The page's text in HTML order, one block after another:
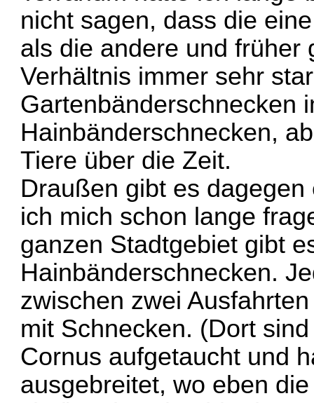
nicht sagen, dass die
als die andere und früher
Verhältnis immer sehr
Gartenbänderschnecken
Hainbänderschnecken,
Tiere über die Zeit.
Draußen gibt es
ich mich schon lange
ganzen Stadtgebiet gibt
Hainbänderschnecken.
zwischen zwei
mit Schnecken. (Dort
Cornus aufgetaucht und
ausgebreitet, wo eben